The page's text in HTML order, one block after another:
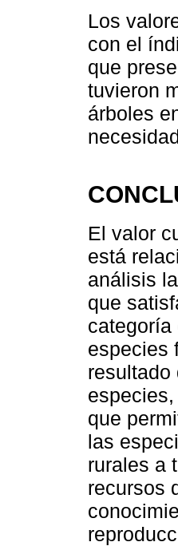
Los
con el
que
tuvieron
árboles
El valor
está
análisis
que
categoría
especies
resultado
que
las
rurales a
recursos